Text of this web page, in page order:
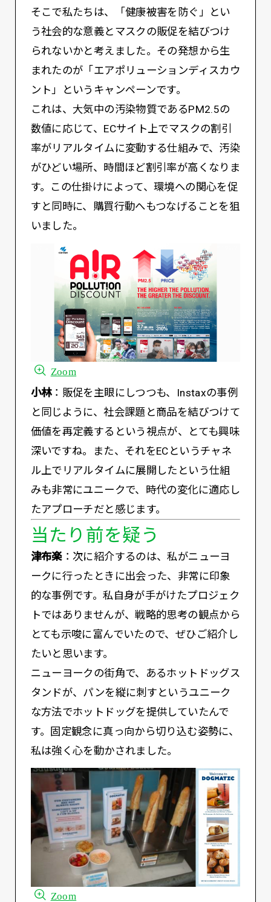
そこで私たちは、「健康被害を防ぐ」とい
う社会的な意義とマスクの販促を結びつけ
られないかと考えました。その発想から生
まれたのが「エアポリューションディスカウ
ント」というキャンペーンです。
これは、大気中の汚染物質であるPM2.5の
数値に応じて、ECサイト上でマスクの割引
率がリアルタイムに変動する仕組みで、汚染
がひどい場所、時間ほど割引率が高くなりま
す。この仕掛けによって、環境への関心を促
すと同時に、購買行動へもつなげることを狙
いました。
Zoom
小林：販促を主眼にしつつも、Instaxの事例
と同じように、社会課題と商品を結びつけて
価値を再定義するという視点が、とても興味
深いですね。また、それをECというチャネ
ル上でリアルタイムに展開したという仕組
みも非常にユニークで、時代の変化に適応し
たアプローチだと感じます。
当たり前を疑う
津布楽：次に紹介するのは、私がニューヨ
ークに行ったときに出会った、非常に印象
的な事例です。私自身が手がけたプロジェク
トではありませんが、戦略的思考の観点から
とても示唆に富んでいたので、ぜひご紹介し
たいと思います。
ニューヨークの街角で、あるホットドッグス
タンドが、パンを縦に刺すというユニーク
な方法でホットドッグを提供していたんで
す。固定観念に真っ向から切り込む姿勢に、
私は強く心を動かされました。
Zoom